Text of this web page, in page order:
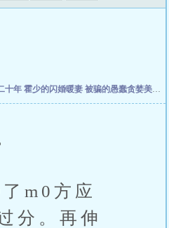
十年 霍少的闪婚暖妻 被骗的愚蠢贪婪美人
m0方应
分。再伸